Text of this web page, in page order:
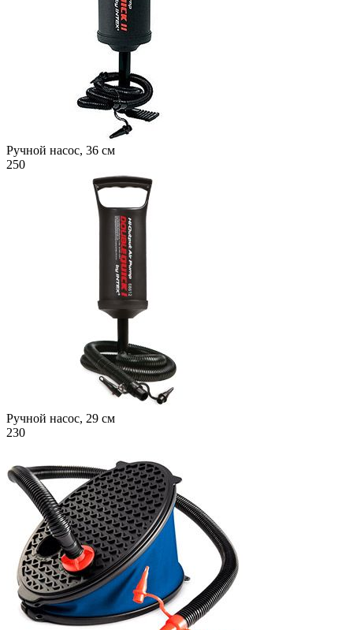
Ручной насос, 36 см
250
Ручной насос, 29 см
230